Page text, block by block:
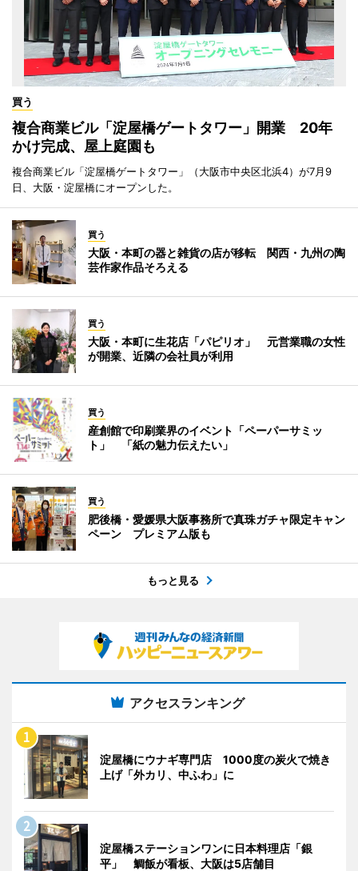
買う
複合商業ビル「淀屋橋ゲートタワー」開業 20年
かけ完成、屋上庭園も
複合商業ビル「淀屋橋ゲートタワー」（大阪市中央区北浜4）が7月9
日、大阪・淀屋橋にオープンした。
買う
大阪・本町の器と雑貨の店が移転 関西・九州の陶
芸作家作品そろえる
買う
大阪・本町に生花店「パピリオ」 元営業職の女性
が開業、近隣の会社員が利用
買う
産創館で印刷業界のイベント「ペーパーサミッ
ト」 「紙の魅力伝えたい」
買う
肥後橋・愛媛県大阪事務所で真珠ガチャ限定キャン
ペーン プレミアム版も
もっと見る
アクセスランキング
淀屋橋にウナギ専門店 1000度の炭火で焼き
上げ「外カリ、中ふわ」に
淀屋橋ステーションワンに日本料理店「銀
平」 鯛飯が看板、大阪は5店舗目